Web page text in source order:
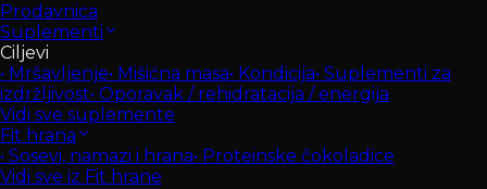
Prodavnica
Suplementi
Ciljevi
• Mršavljenje• Mišićna masa• Kondicija• Suplementi za
izdržljivost• Oporavak / rehidratacija / energija
Vidi sve suplemente
Fit hrana
• Sosevi, namazi i hrana• Proteinske čokoladice
Vidi sve iz Fit hrane